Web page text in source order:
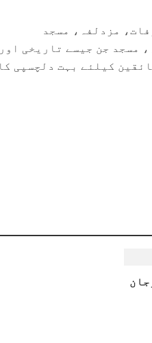
مزدلفہ، مسجد
مسجد جن جیسے تاریخی اور
کیلئے بہت دلچسپی کا